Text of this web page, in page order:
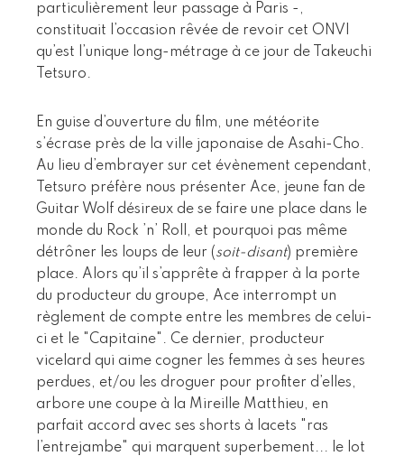
particulièrement leur passage à Paris -,
constituait l’occasion rêvée de revoir cet ONVI
qu’est l’unique long-métrage à ce jour de Takeuchi
Tetsuro.
En guise d’ouverture du film, une météorite
s’écrase près de la ville japonaise de Asahi-Cho.
Au lieu d’embrayer sur cet évènement cependant,
Tetsuro préfère nous présenter Ace, jeune fan de
Guitar Wolf désireux de se faire une place dans le
monde du Rock ’n’ Roll, et pourquoi pas même
détrôner les loups de leur (soit-disant) première
place. Alors qu’il s’apprête à frapper à la porte
du producteur du groupe, Ace interrompt un
règlement de compte entre les membres de celui-
ci et le "Capitaine". Ce dernier, producteur
vicelard qui aime cogner les femmes à ses heures
perdues, et/ou les droguer pour profiter d’elles,
arbore une coupe à la Mireille Matthieu, en
parfait accord avec ses shorts à lacets "ras
l’entrejambe" qui marquent superbement... le lot